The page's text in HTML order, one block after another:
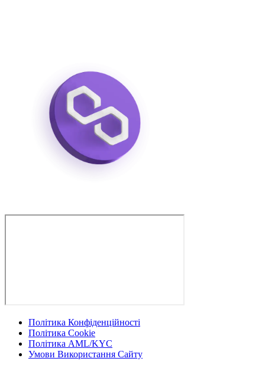
Політика Конфіденційності
Політика Cookie
Політика AML/KYC
Умови Використання Сайту